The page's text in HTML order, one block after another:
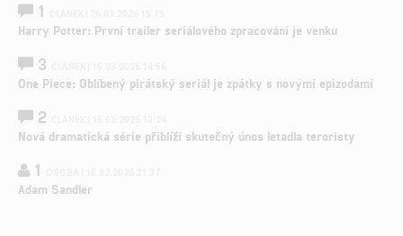
1
Harry Potter: První trailer seriálového zpracování je venku
3
One Piece: Oblíbený pirátský seriál je zpátky s novými epizodami
2
Nová dramatická série přiblíží skutečný únos letadla teroristy
1
Adam Sandler